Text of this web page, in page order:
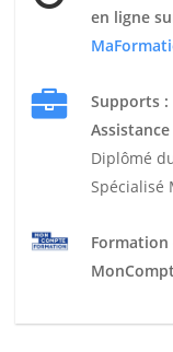
en ligne
Supports :
Diplômé
Spécialisé
Formation